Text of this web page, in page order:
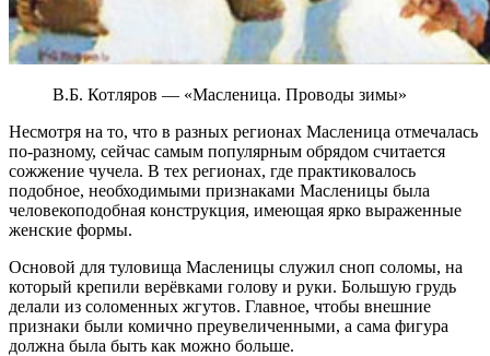
В.Б. Котляров — «Масленица. Проводы зимы»
Несмотря на то, что в разных регионах Масленица отмечалась
по-разному, сейчас самым популярным обрядом считается
сожжение чучела. В тех регионах, где практиковалось
подобное, необходимыми признаками Масленицы была
человекоподобная конструкция, имеющая ярко выраженные
женские формы.
Основой для туловища Масленицы служил сноп соломы, на
который крепили верёвками голову и руки. Большую грудь
делали из соломенных жгутов. Главное, чтобы внешние
признаки были комично преувеличенными, а сама фигура
должна была быть как можно больше.